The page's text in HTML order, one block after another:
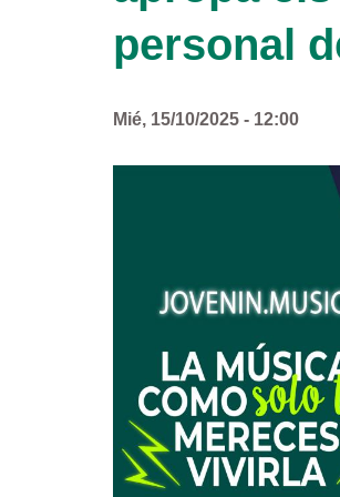
personal
Mié, 15/10/2025 - 12:00